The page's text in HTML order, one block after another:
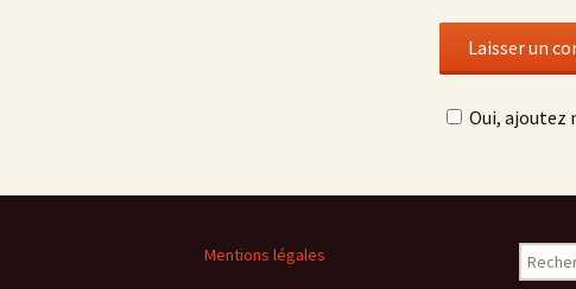
Oui, ajoutez
Mentions légales